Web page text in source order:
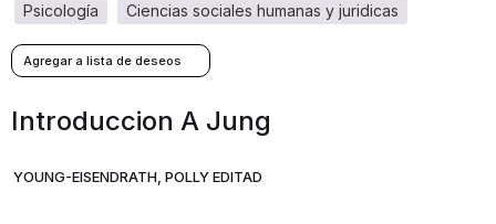
ciencias sociales humanas y juridicas
psicología
Introduccion A Jung
YOUNG-EISENDRATH, POLLY EDITAD